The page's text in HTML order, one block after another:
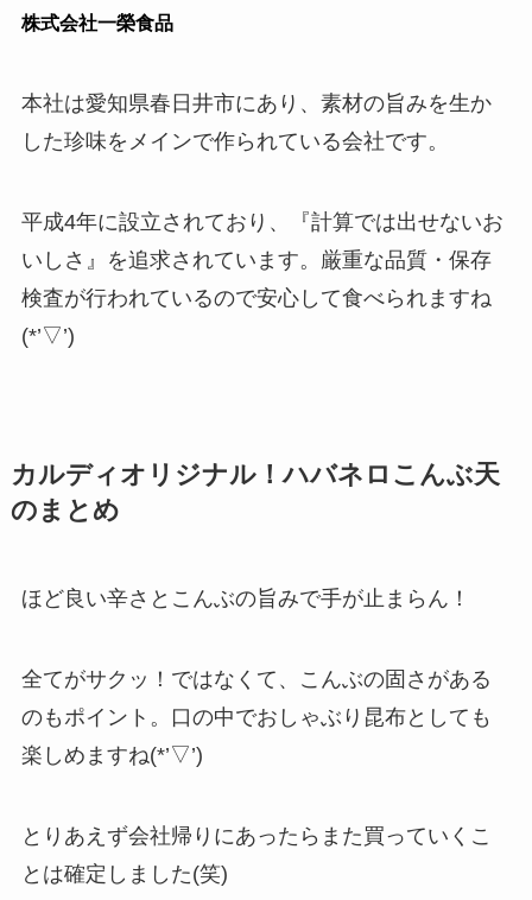
株式会社一榮食品
本社は愛知県春日井市にあり、素材の旨みを生か
した珍味をメインで作られている会社です。
平成4年に設立されており、『計算では出せないお
いしさ』を追求されています。厳重な品質・保存
検査が行われているので安心して食べられますね
(*’▽’)
カルディオリジナル！ハバネロこんぶ天
のまとめ
ほど良い辛さとこんぶの旨みで手が止まらん！
全てがサクッ！ではなくて、こんぶの固さがある
のもポイント。口の中でおしゃぶり昆布としても
楽しめますね(*’▽’)
とりあえず会社帰りにあったらまた買っていくこ
とは確定しました(笑)